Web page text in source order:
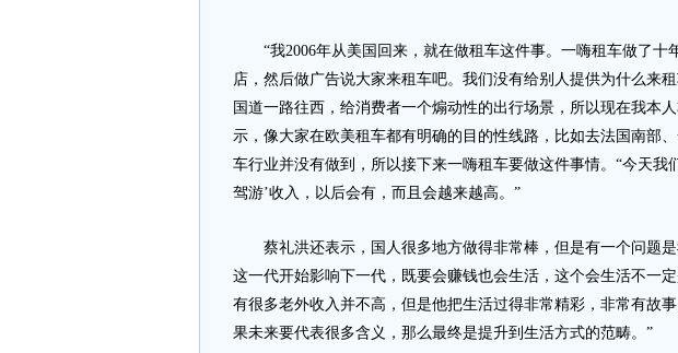
“我2006年从美国回来，就在做租车这件事。一嗨租车做了十
店，然后做广告说大家来租车吧。我们没有给别人提供为什么来
国道一路往西，给消费者一个煽动性的出行场景，所以现在我本
示，像大家在欧美租车都有明确的目的性线路，比如去法国南部
车行业并没有做到，所以接下来一嗨租车要做这件事情。“今天我
驾游’收入，以后会有，而且会越来越高。”
蔡礼洪还表示，国人很多地方做得非常棒，但是有一个问题是
这一代开始影响下一代，既要会赚钱也会生活，这个会生活不一
有很多老外收入并不高，但是他把生活过得非常精彩，非常有故
果未来要代表很多含义，那么最终是提升到生活方式的范畴。”